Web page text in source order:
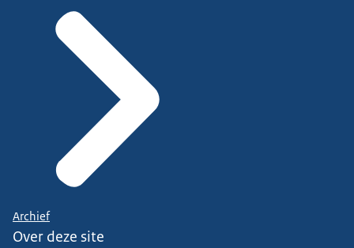
Archief
Over deze site